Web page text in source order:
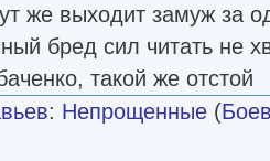
же выходит замуж за
бред сил читать не
такой же отстой
: Непрощенные (